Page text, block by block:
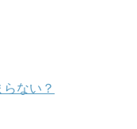
ない？